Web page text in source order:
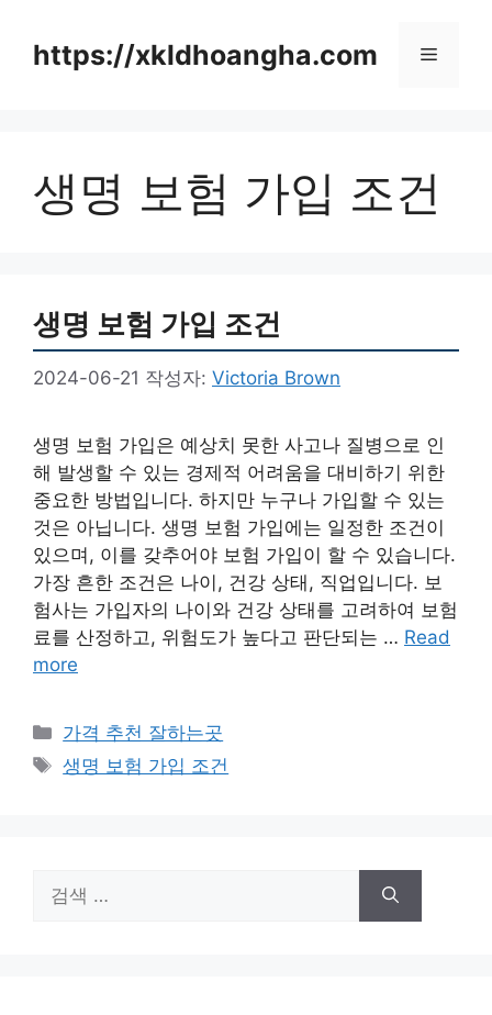
https://xkldhoangha.com 메
생명 보험 가입 조건
생명 보험 가입 조건
2024-06-21 작성자: Victoria Brown
생명 보험 가입은 예상치 못한 사고나 질병으로 인
해 발생할 수 있는 경제적 어려움을 대비하기 위한
중요한 방법입니다. 하지만 누구나 가입할 수 있는
것은 아닙니다. 생명 보험 가입에는 일정한 조건이
있으며, 이를 갖추어야 보험 가입이 할 수 있습니다.
가장 흔한 조건은 나이, 건강 상태, 직업입니다. 보
험사는 가입자의 나이와 건강 상태를 고려하여 보험
료를 산정하고, 위험도가 높다고 판단되는 … Read
more
카
테
고
가격 추천 잘하는곳
태
생명 보험 가입 조건
색: